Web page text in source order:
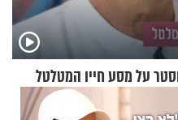
על מסע חייו המטלטל